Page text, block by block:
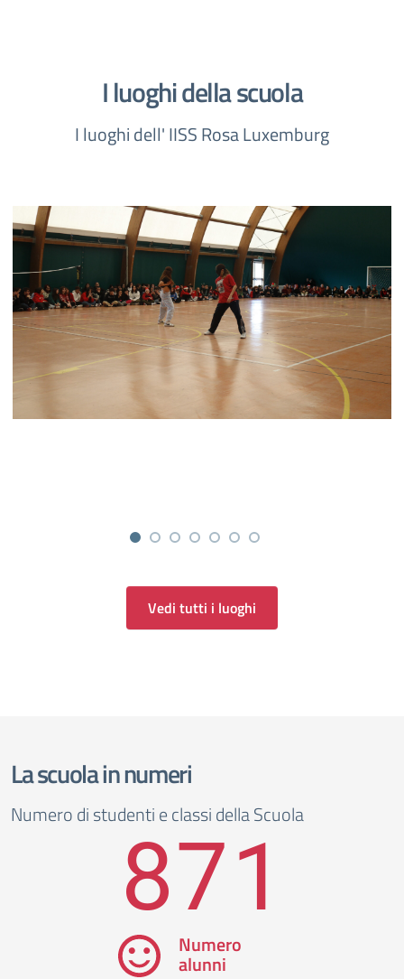
I luoghi della scuola
I luoghi dell' IISS Rosa Luxemburg
Vedi tutti i luoghi
La scuola in numeri
Numero di studenti e classi della Scuola
871
Numero
alunni